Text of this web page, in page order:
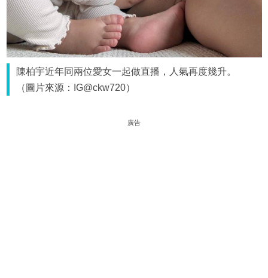
陳柏宇近年同兩位愛女一起做直播，人氣再度幾升。
（圖片來源：IG@ckw720）
廣告